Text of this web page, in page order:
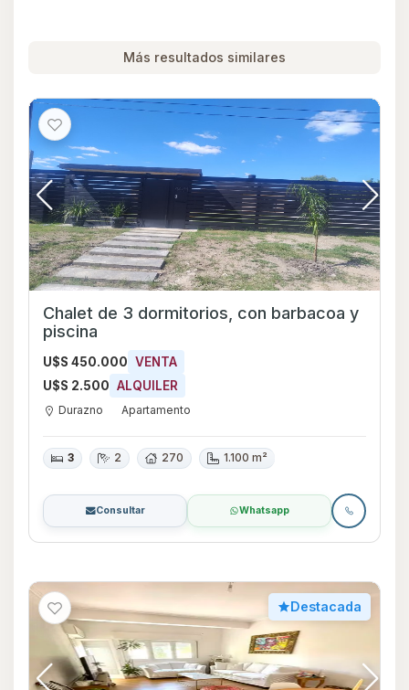
Más resultados similares
Chalet de 3 dormitorios, con barbacoa y
piscina
U$S 450.000 VENTA
U$S 2.500 ALQUILER
Durazno Apartamento
3 2 270 1.100 m²
Consultar Whatsapp
Destacada